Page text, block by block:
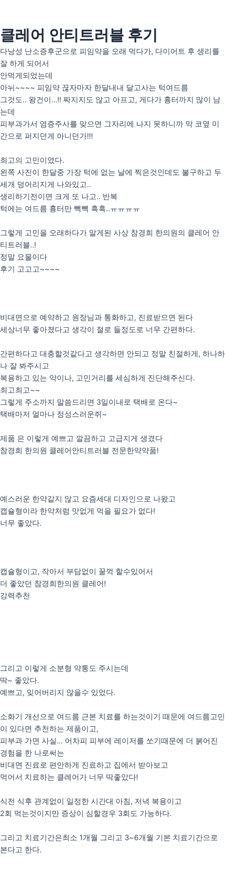
츠
로
건
너
뛰
기
인사말
의료인 소개
안티트러블
펄화이트
우리아이H(성장)
우리아이M(면역)
우리아이S(편식)
리얼후기
사진후기
자필후기
클레어 안티트러블 후기
다낭성 난소증후군으로 피임약을 오래 먹다가, 다이어트 후 생리를
잘 하게 되어서
안먹게되었는데
아뉘~~~~ 피임약 끊자마자 한달내내 달고사는 턱여드름
그것도.. 왕건이…!! 짜지지도 않고 아프고, 게다가 흉터까지 많이 남
는데
피부과가서 염증주사를 맞으면 그자리에 나지 못하니까 막 코옆 미
간으로 퍼지던게 아니던가!!!
최고의 고민이였다.
왼쪽 사진이 한달중 가장 턱에 없는 날에 찍은것인데도 불구하고 두
세개 덩어리지게 나와있고..
생리하기전이면 크게 또 나고.. 반복
턱에는 여드름 흉터만 빽빽 흑흑..ㅠㅠㅠㅠ
그렇게 고민을 오래하다가 알게된 사상 참경희 한의원의 클레어 안
티트러블..!
정말 요물이다
후기 고고고~~~~
비대면으로 예약하고 원장님과 통화하고, 진료받으면 된다
세상너무 좋아졌다고 생각이 절로 들정도로 너무 간편하다.
간편하다고 대충할것같다고 생각하면 안되고 정말 친절하게, 하나하
나 잘 봐주시고
복용하고 있는 약이나, 고민거리를 세심하게 진단해주신다.
최고최고~~
그렇게 주소까지 말씀드리면 3일이내로 택배로 온다~
택배마저 얼마나 정성스러운쥐~
제품 은 이렇게 예쁘고 깔끔하고 고급지게 생겼다
참경희 한의원 클레어안티트러블 전문한약약품!
예스러운 한약같지 않고 요즘세대 디자인으로 나왔고
캡슐형이라 한약처럼 맛없게 먹을 필요가 없다!
너무 좋았다.
캡슐형이고, 작아서 부담없이 꿀꺽 할수있어서
더 좋았던 참경희한의원 클레어!
강력추천
그리고 이렇게 소분형 약통도 주시는데
딱~ 좋았다.
예쁘고, 잊어버리지 않을수 있었다.
소화기 개선으로 여드름 근본 치료를 하는것이기 때문에 여드름고민
이 있다면 추천하는 제품이고,
피부과 가면 사실… 어차피 피부에 레이저를 쏘기때문에 더 붉어진
경험을 한 나로써는
비대면 진료로 편안하게 진료하고 집에서 받아보고
먹어서 치료하는 클레어가 너무 딱좋았다!
식전 식후 관계없이 일정한 시간대 아침, 저녁 복용이고
2회 먹는것이지만 증상이 심할경우 3회도 가능하다.
그리고 치료기간은최소 1개월 그리고 3~6개월 기본 치료기간으로
본다고 한다.